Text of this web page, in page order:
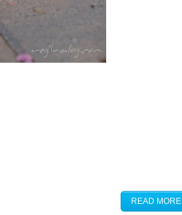
READ MORE